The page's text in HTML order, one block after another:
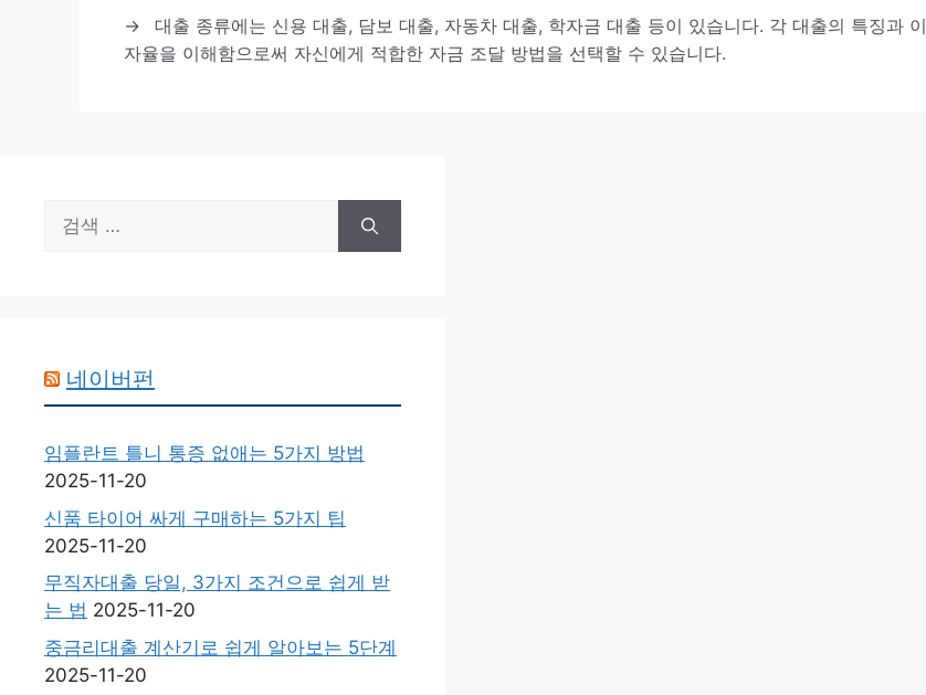
→
대출 종류에는 신용 대출, 담보 대출, 자동차 대출, 학자금 대출 등이 있습니다. 각 대출의 특징과 이
자율을 이해함으로써 자신에게 적합한 자금 조달 방법을 선택할 수 있습니다.
색:
네이버펀
임플란트 틀니 통증 없애는 5가지 방법
2025-11-20
신품 타이어 싸게 구매하는 5가지 팁
2025-11-20
무직자대출 당일, 3가지 조건으로 쉽게 받
는 법 2025-11-20
중금리대출 계산기로 쉽게 알아보는 5단계
2025-11-20